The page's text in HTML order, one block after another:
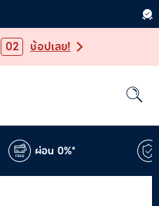
01 ช้อปเลย!
ผ่อน 0%*